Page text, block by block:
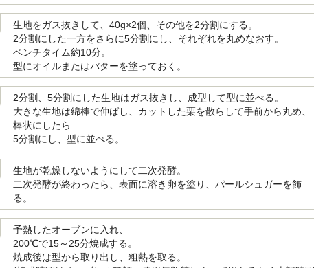
生地をガス抜きして、40g×2個、その他を2分割にする。
2分割にした一方をさらに5分割にし、それぞれを丸めなおす。
ベンチタイム約10分。
型にオイルまたはバターを塗っておく。
2分割、5分割にした生地はガス抜きし、成型して型に並べる。
大きな生地は綿棒で伸ばし、カットした栗を散らして手前から丸め、
棒状にしたら
5分割にし、型に並べる。
生地が乾燥しないようにして二次発酵。
二次発酵が終わったら、表面に溶き卵を塗り、パールシュガーを飾
る。
予熱したオーブンに入れ、
200℃で15～25分焼成する。
焼成後は型から取り出し、粗熱を取る。